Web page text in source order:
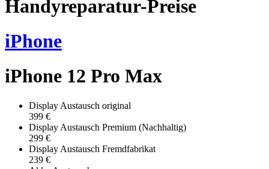
Handyreparatur-Preise
iPhone
iPhone 12 Pro Max
Display Austausch original
399 €
Display Austausch Premium (Nachhaltig)
299 €
Display Austausch Fremdfabrikat
239 €